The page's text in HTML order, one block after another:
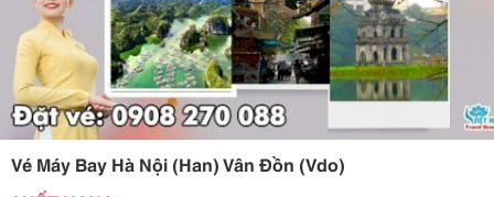
Vé Máy Bay Hà Nội (Han) Vân Đồn (Vdo)